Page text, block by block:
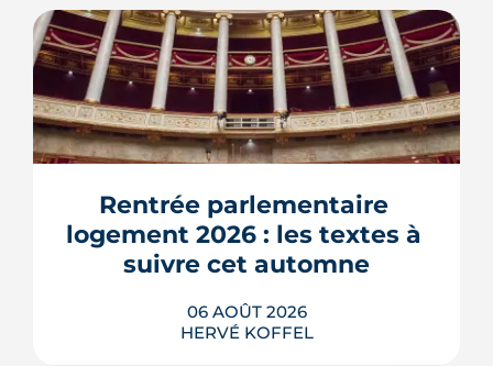
Rentrée parlementaire
logement 2026 : les textes à
suivre cet automne
06 AOÛT 2026
HERVÉ KOFFEL